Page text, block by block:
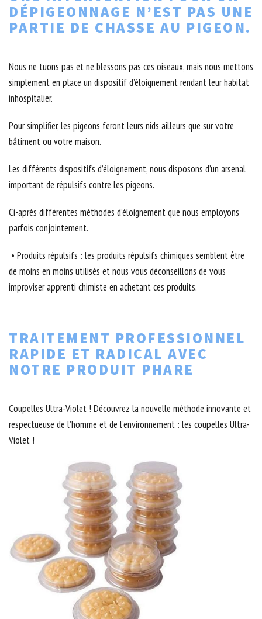
DÉPIGEONNAGE N’EST PAS UNE
PARTIE DE CHASSE AU PIGEON.
Nous ne tuons pas et ne blessons pas ces oiseaux, mais nous mettons
simplement en place un dispositif d’éloignement rendant leur habitat
inhospitalier.
Pour simplifier, les pigeons feront leurs nids ailleurs que sur votre
bâtiment ou votre maison.
Les différents dispositifs d’éloignement, nous disposons d’un arsenal
important de répulsifs contre les pigeons.
Ci-après différentes méthodes d’éloignement que nous employons
parfois conjointement.
• Produits répulsifs : les produits répulsifs chimiques semblent être
de moins en moins utilisés et nous vous déconseillons de vous
improviser apprenti chimiste en achetant ces produits.
TRAITEMENT PROFESSIONNEL
RAPIDE ET RADICAL AVEC
NOTRE PRODUIT PHARE
Coupelles Ultra-Violet ! Découvrez la nouvelle méthode innovante et
respectueuse de l’homme et de l’environnement : les coupelles Ultra-
Violet !